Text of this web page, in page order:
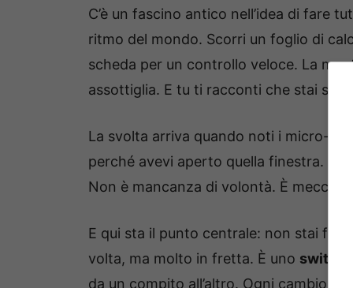
C’è un fascino antico nell’idea di fare
ritmo del mondo. Scorri un foglio di
scheda per un controllo veloce. La
assottiglia. E tu ti racconti che stai
La svolta arriva quando noti i micro-
perché avevi aperto quella finestra.
Non è mancanza di volontà. È
E qui sta il punto centrale: non stai
volta, ma molto in fretta. È uno switch
da un compito all’altro. Ogni cambio